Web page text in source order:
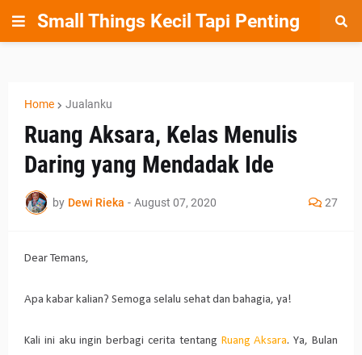
Small Things Kecil Tapi Penting
Home Jualanku
Ruang Aksara, Kelas Menulis
Daring yang Mendadak Ide
by Dewi Rieka - August 07, 2020 27
Dear Temans,
Apa kabar kalian? Semoga selalu sehat dan bahagia, ya!
Kali ini aku ingin berbagi cerita tentang Ruang Aksara. Ya, Bulan